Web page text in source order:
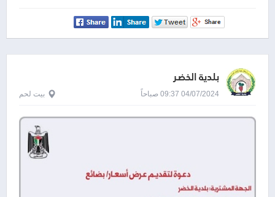
بلدية الخضر
04/07/2024 09:37 صباحاً بيت لحم